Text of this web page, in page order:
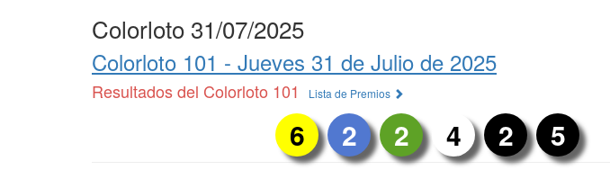
Colorloto 31/07/2025
Colorloto 101 - Jueves 31 de Julio de 2025
Resultados del Colorloto 101 Lista de Premios
6 2 2 4 2 5